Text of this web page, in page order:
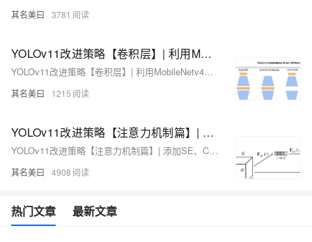
其名美曰 3781
YOLOv11改进策略【卷积层】| 利用MobileNetv4中的UIB、ExtraDW优化C3k2
YOLOv11改进策略【卷积层】| 利用MobileNetv4中的UIB、ExtraDW优化C3k2
其名美曰 1215
YOLOv11改进策略【注意力机制篇】| 添加SE、CBAM、ECA、CA、Swin Transformer等注意力和多头注意力机制
YOLOv11改进策略【注意力机制篇】| 添加SE、CBAM、ECA、CA、Swin Transformer等注意力和多头注意力机制
其名美曰 4908
热门文章 最新文章